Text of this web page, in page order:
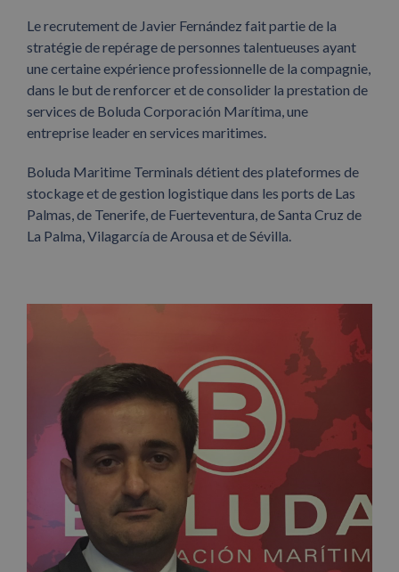
Le recrutement de Javier Fernández fait partie de la
stratégie de repérage de personnes talentueuses ayant
une certaine expérience professionnelle de la compagnie,
dans le but de renforcer et de consolider la prestation de
services de Boluda Corporación Marítima, une
entreprise leader en services maritimes.
Boluda Maritime Terminals détient des plateformes de
stockage et de gestion logistique dans les ports de Las
Palmas, de Tenerife, de Fuerteventura, de Santa Cruz de
La Palma, Vilagarcía de Arousa et de Sévilla.